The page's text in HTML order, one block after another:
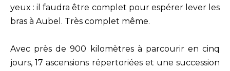
yeux : il faudra être complet pour espérer lever les
bras à Aubel. Très complet même.
Avec près de 900 kilomètres à parcourir en cinq
jours, 17 ascensions répertoriées et une succession